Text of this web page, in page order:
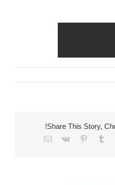
Share This Story,
LinkedIn
Tumblr
Pinterest
Vk
Email